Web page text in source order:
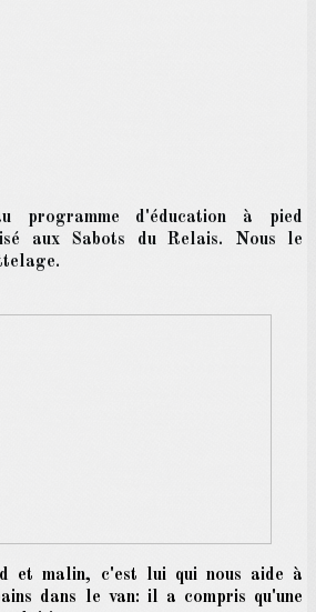
programme d'éducation à pied
aux Sabots du Relais. Nous le
et malin, c'est lui qui nous aide à
dans le van: il a compris qu'une